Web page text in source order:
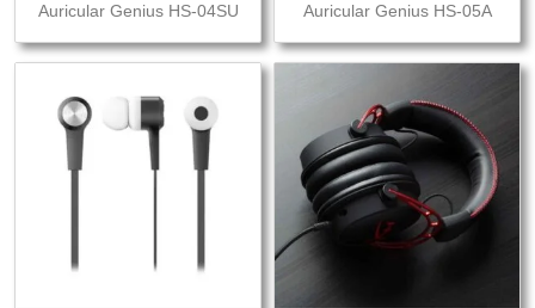
Auricular Genius HS-04SU Auricular Genius HS-05A